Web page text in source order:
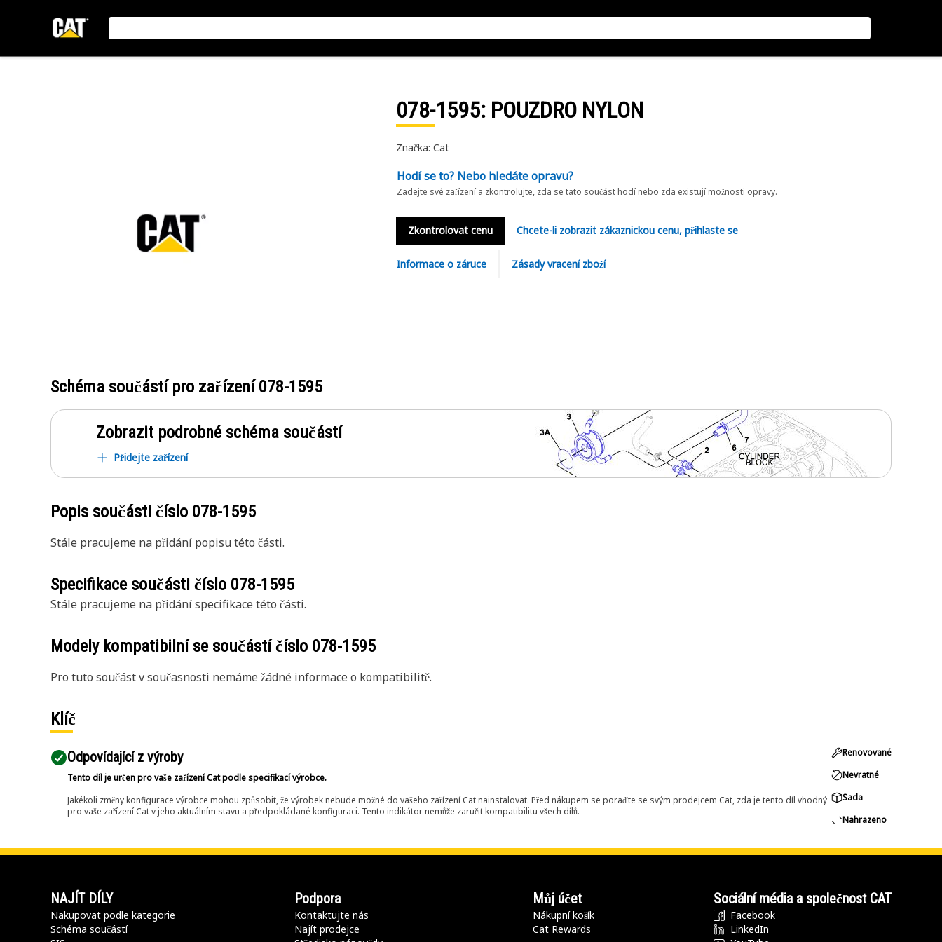
078-1595: POUZDRO NYLON
Značka: Cat
Hodí se to? Nebo hledáte opravu?
Zadejte své zařízení a zkontrolujte, zda se tato součást hodí nebo zda existují možnosti opravy.
Zkontrolovat cenu Chcete-li zobrazit zákaznickou cenu, přihlaste se
Informace o záruce Zásady vracení zboží
Schéma součástí pro zařízení078-1595
Zobrazit podrobné schéma součástí
Přidejte zařízení
Popis součásti číslo 078-1595
Stále pracujeme na přidání popisu této části.
Specifikace součásti číslo 078-1595
Stále pracujeme na přidání specifikace této části.
Modely kompatibilní se součástí číslo 078-1595
Pro tuto součást v současnosti nemáme žádné informace o kompatibilitě.
Klíč
Odpovídající z výroby
Tento díl je určen pro vaše zařízení Cat podle specifikací výrobce.
Jakékoli změny konfigurace výrobce mohou způsobit, že výrobek nebude možné do vašeho zařízení Cat nainstalovat. Před nákupem se poraďte se svým prodejcem Cat, zda je tento díl vhodný
pro vaše zařízení Cat v jeho aktuálním stavu a předpokládané konfiguraci. Tento indikátor nemůže zaručit kompatibilitu všech dílů.
Renovované
Nevratné
Sada
Nahrazeno
NAJÍT DÍLY
Nakupovat podle kategorie
Schéma součástí
Podpora
Kontaktujte nás
Najít prodejce
Můj účet
Nákupní košík
Cat Rewards
Sociální média a společnost CAT
Facebook
LinkedIn